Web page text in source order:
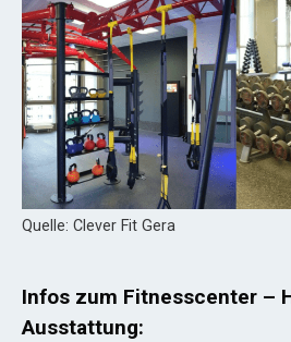
Quelle: Clever Fit Gera
Infos zum Fitnesscenter –
Ausstattung: